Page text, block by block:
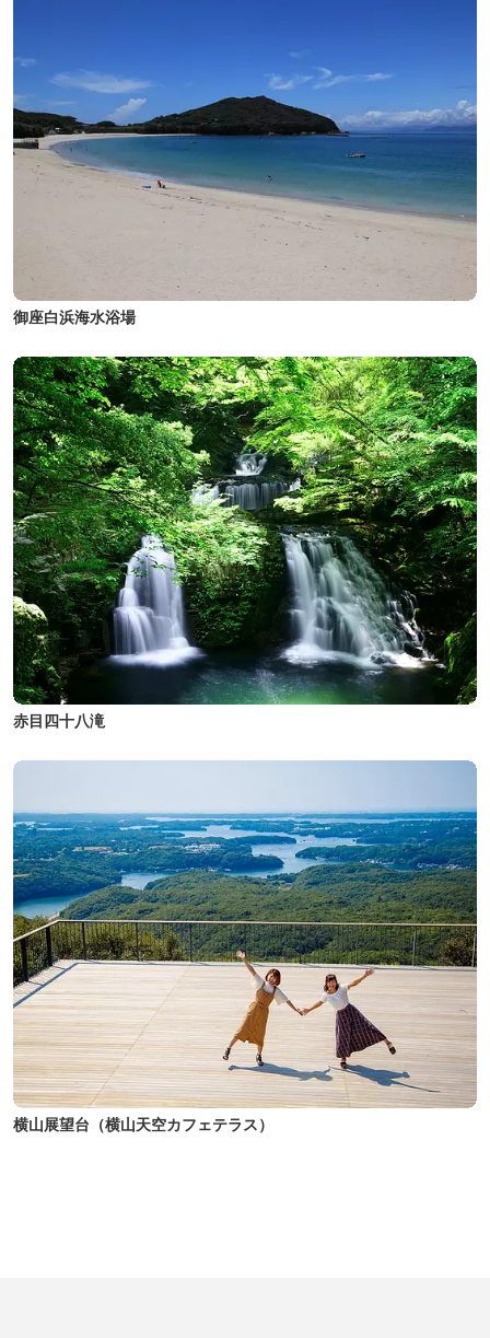
御座白浜海水浴場
赤目四十八滝
横山展望台（横山天空カフェテラス）